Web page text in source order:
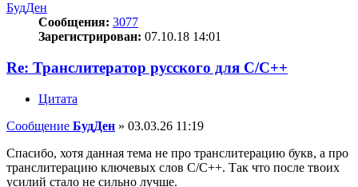
БудДен
Сообщения: 3077
Зарегистрирован: 07.10.18 14:01
Re: Транслитератор русского для С/С++
Цитата
Сообщение БудДен » 03.03.26 11:19
Спасибо, хотя данная тема не про транслитерацию букв, а про
транслитерацию ключевых слов C/C++. Так что после твоих
усилий стало не сильно лучше.